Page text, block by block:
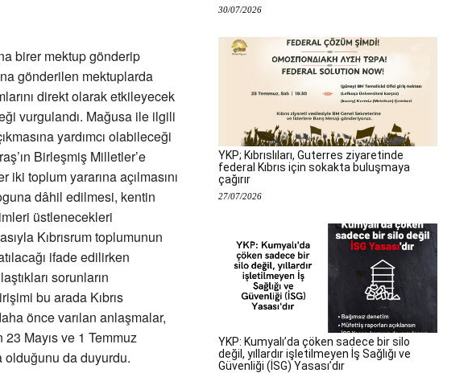
birer mektup gönderip
gönderilen mektuplarda
direkt olarak etkileyecek
vurgulandı. Mağusa ile ilgili
yardımcı olabileceği
Birleşmiş Milletler’e
toplum yararına açılmasını
dâhil edilmesi, kentin
üstlenecekleri
Kıbrısrum toplumunun
ifade edilirken
sorunların
bu arada Kıbrıs
önce varılan anlaşmalar,
Mayıs ve 1 Temmuz
olduğunu da duyurdu.
30/07/2026
YKP; Kıbrıslıları, Guterres ziyaretinde
federal Kıbrıs için sokakta buluşmaya
çağırır
27/07/2026
YKP: Kumyalı’da çöken sadece bir silo
değil, yıllardır işletilmeyen İş Sağlığı ve
Güvenliği (İSG) Yasası’dır